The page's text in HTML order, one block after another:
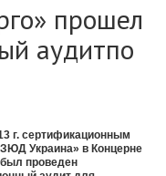
прошел
аудитпо
г. сертификационным
Украина» в Концерне
проведен